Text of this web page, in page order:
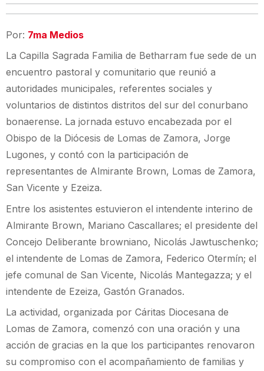
Por: 7ma Medios
La Capilla Sagrada Familia de Betharram fue sede de un
encuentro pastoral y comunitario que reunió a
autoridades municipales, referentes sociales y
voluntarios de distintos distritos del sur del conurbano
bonaerense. La jornada estuvo encabezada por el
Obispo de la Diócesis de Lomas de Zamora, Jorge
Lugones, y contó con la participación de
representantes de Almirante Brown, Lomas de Zamora,
San Vicente y Ezeiza.
Entre los asistentes estuvieron el intendente interino de
Almirante Brown, Mariano Cascallares; el presidente del
Concejo Deliberante browniano, Nicolás Jawtuschenko;
el intendente de Lomas de Zamora, Federico Otermín; el
jefe comunal de San Vicente, Nicolás Mantegazza; y el
intendente de Ezeiza, Gastón Granados.
La actividad, organizada por Cáritas Diocesana de
Lomas de Zamora, comenzó con una oración y una
acción de gracias en la que los participantes renovaron
su compromiso con el acompañamiento de familias y